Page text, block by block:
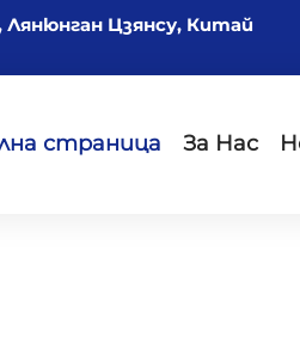
Цзянсу, Китай
страница За Нас